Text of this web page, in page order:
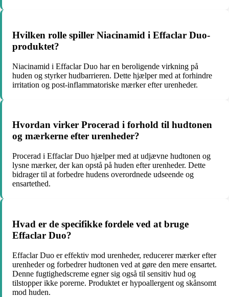
Hvilken rolle spiller Niacinamid i Effaclar Duo-
produktet?
Niacinamid i Effaclar Duo har en beroligende virkning på
huden og styrker hudbarrieren. Dette hjælper med at forhindre
irritation og post-inflammatoriske mærker efter urenheder.
Hvordan virker Procerad i forhold til hudtonen
og mærkerne efter urenheder?
Procerad i Effaclar Duo hjælper med at udjævne hudtonen og
lysne mærker, der kan opstå på huden efter urenheder. Dette
bidrager til at forbedre hudens overordnede udseende og
ensartethed.
Hvad er de specifikke fordele ved at bruge
Effaclar Duo?
Effaclar Duo er effektiv mod urenheder, reducerer mærker efter
urenheder og forbedrer hudtonen ved at gøre den mere ensartet.
Denne fugtighedscreme egner sig også til sensitiv hud og
tilstopper ikke porerne. Produktet er hypoallergent og skånsomt
mod huden.